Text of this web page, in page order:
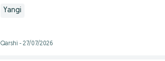
Yangi
Qarshi - 27/07/2026